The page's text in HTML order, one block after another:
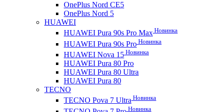
OnePlus Nord CE5
OnePlus Nord 5
HUAWEI
HUAWEI Pura 90s Pro Max Новинка
HUAWEI Pura 90s Pro Новинка
HUAWEI Nova 15 Новинка
HUAWEI Pura 80 Pro
HUAWEI Pura 80 Ultra
HUAWEI Pura 80
TECNO
TECNO Pova 7 Ultra Новинка
Новинка